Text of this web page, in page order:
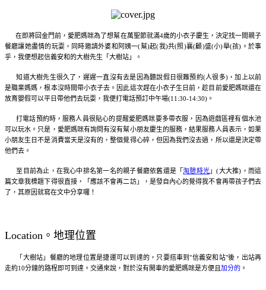
在即將回金門前，愛肥媽咪為了想幫在萬聖節就滿4歲的小衣子慶生，決定找一間親子
餐廳讓她盡情的玩耍，同時邀請外婆和阿姨一(幫)起(我)共(照)襄(顧)盛(小)舉(孩)。於事
乎，我便想起信義安和的大樹先生「大樹站」。
知道大樹先生很久了，遲遲一直沒有去是因為聽說假日很難預約(人很多)，加上以前
是職業媽媽，根本沒時間帶小衣子去。因此這次趕在小衣子生日前，趁目前愛肥媽咪還在
放育嬰假可以平日帶他們去玩耍，我便打電話預訂中午場(11:30-14:30)。
打電話預約時，服務人員很貼心的提醒愛肥媽咪要多帶衣服，因為遊戲區裡有個水池
可以玩水。只是，愛肥媽咪有詢問有沒有幫小朋友慶生的服務，結果服務人員表示，如果
小朋友生日不是消費當天是沒有的，整個覺得心碎，但因為我們沒去過，所以還是決定帶
他們去。
至目前為止，在我心中排名第一名的親子餐廳依舊還是「淘憩時光 」(大大推)，而這
篇文章我標題下得很直接，「應該不會再二訪」，是發自內心的覺得我不會再帶孩子們去
了，其原因就寫在文中分享囉！
Location。地理位置
「大樹站」餐廳的地理位置是捷運可以到達的，只要搭車到"信義安和站"後，出站再
走約10分鐘的路程即可到達。交通來說，對於沒有開車的愛肥媽咪是方便且 加分的 。